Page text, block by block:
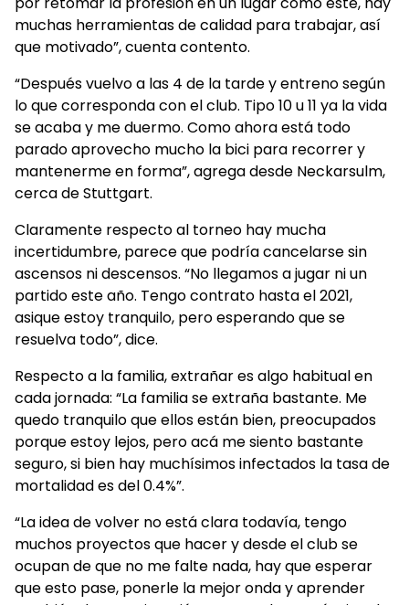
muchas herramientas de calidad para trabajar, así
que motivado”, cuenta contento.
“Después vuelvo a las 4 de la tarde y entreno según
lo que corresponda con el club. Tipo 10 u 11 ya la vida
se acaba y me duermo. Como ahora está todo
parado aprovecho mucho la bici para recorrer y
mantenerme en forma”, agrega desde Neckarsulm,
cerca de Stuttgart.
Claramente respecto al torneo hay mucha
incertidumbre, parece que podría cancelarse sin
ascensos ni descensos. “No llegamos a jugar ni un
partido este año. Tengo contrato hasta el 2021,
asique estoy tranquilo, pero esperando que se
resuelva todo”, dice.
Respecto a la familia, extrañar es algo habitual en
cada jornada: “La familia se extraña bastante. Me
quedo tranquilo que ellos están bien, preocupados
porque estoy lejos, pero acá me siento bastante
seguro, si bien hay muchísimos infectados la tasa de
mortalidad es del 0.4%”.
“La idea de volver no está clara todavía, tengo
muchos proyectos que hacer y desde el club se
ocupan de que no me falte nada, hay que esperar
que esto pase, ponerle la mejor onda y aprender